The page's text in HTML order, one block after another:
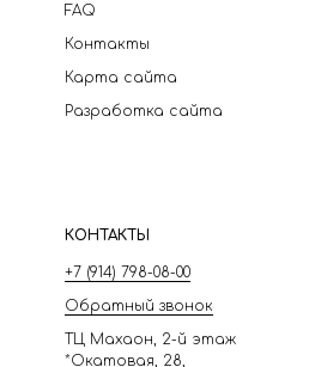
FAQ
Контакты
Карта сайта
Разработка сайта
КОНТАКТЫ
+7 (914) 798-08-00
Обратный звонок
ТЦ Махаон, 2-й этаж
*Окатовая, 28,